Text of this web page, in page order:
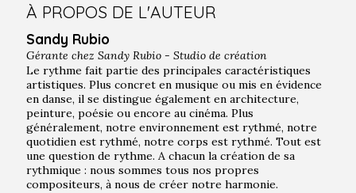
À PROPOS DE L'AUTEUR
Sandy Rubio
Gérante chez Sandy Rubio - Studio de création
Le rythme fait partie des principales caractéristiques
artistiques. Plus concret en musique ou mis en évidence
en danse, il se distingue également en architecture,
peinture, poésie ou encore au cinéma. Plus
généralement, notre environnement est rythmé, notre
quotidien est rythmé, notre corps est rythmé. Tout est
une question de rythme. A chacun la création de sa
rythmique : nous sommes tous nos propres
compositeurs, à nous de créer notre harmonie.